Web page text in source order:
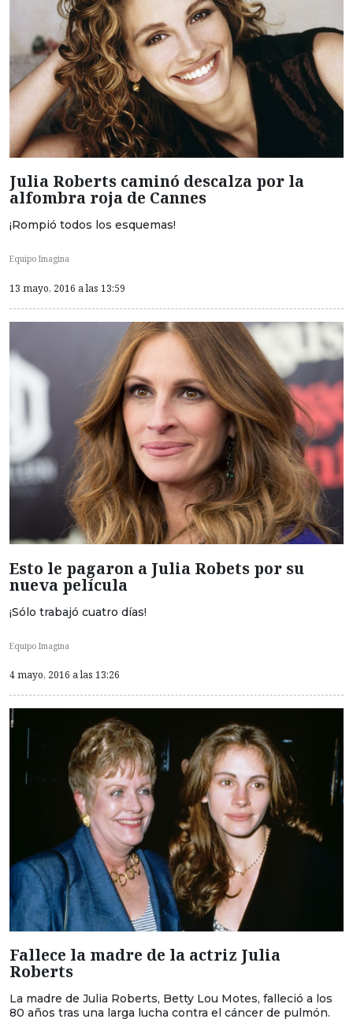
Julia Roberts caminó descalza por la
alfombra roja de Cannes
¡Rompió todos los esquemas!
Equipo Imagina
13 mayo, 2016 a las 13:59
Esto le pagaron a Julia Robets por su
nueva película
¡Sólo trabajó cuatro días!
Equipo Imagina
4 mayo, 2016 a las 13:26
Fallece la madre de la actriz Julia
Roberts
La madre de Julia Roberts, Betty Lou Motes, falleció a los
80 años tras una larga lucha contra el cáncer de pulmón.